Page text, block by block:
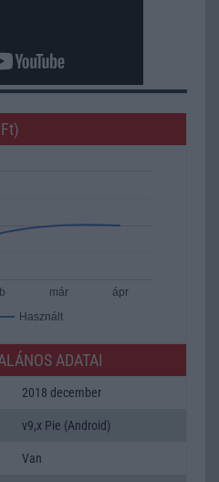
Használt
már ápr
ADATAI
2018 december
v9,x Pie (Android)
Van